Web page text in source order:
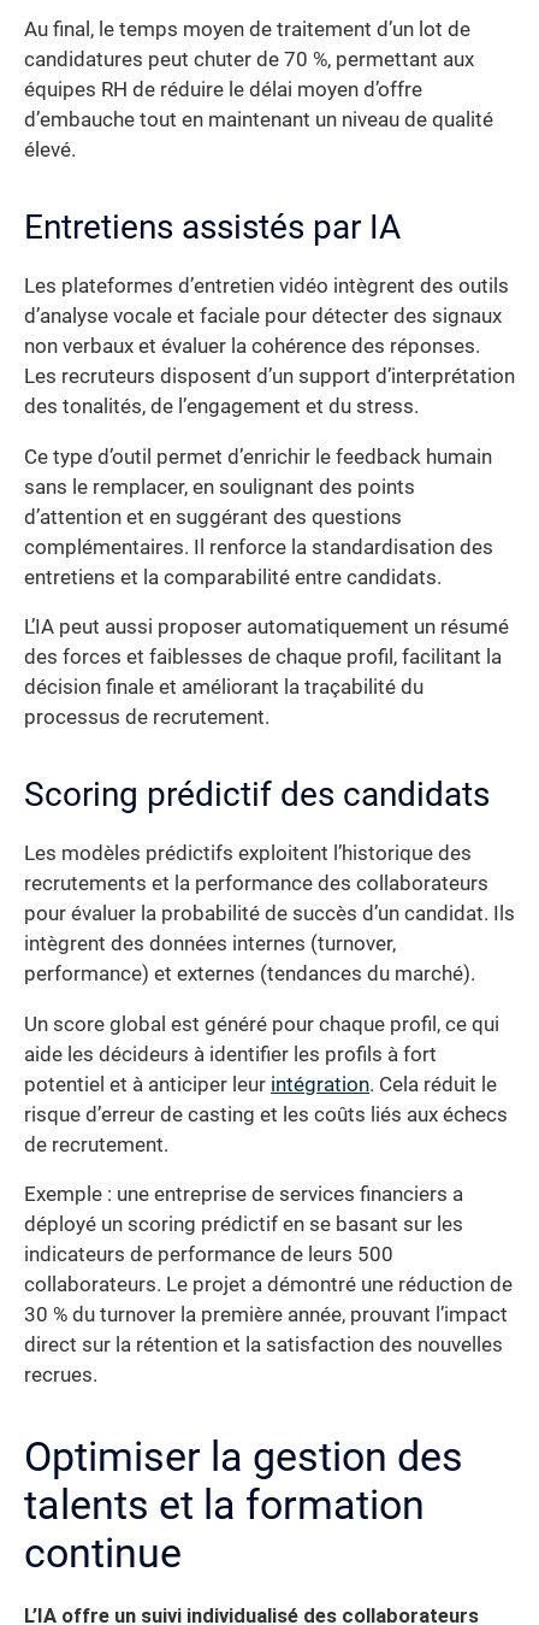
Au final, le temps moyen de traitement d’un lot de
candidatures peut chuter de 70 %, permettant aux
équipes RH de réduire le délai moyen d’offre
d’embauche tout en maintenant un niveau de qualité
élevé.
Entretiens assistés par IA
Les plateformes d’entretien vidéo intègrent des outils
d’analyse vocale et faciale pour détecter des signaux
non verbaux et évaluer la cohérence des réponses.
Les recruteurs disposent d’un support d’interprétation
des tonalités, de l’engagement et du stress.
Ce type d’outil permet d’enrichir le feedback humain
sans le remplacer, en soulignant des points
d’attention et en suggérant des questions
complémentaires. Il renforce la standardisation des
entretiens et la comparabilité entre candidats.
L’IA peut aussi proposer automatiquement un résumé
des forces et faiblesses de chaque profil, facilitant la
décision finale et améliorant la traçabilité du
processus de recrutement.
Scoring prédictif des candidats
Les modèles prédictifs exploitent l’historique des
recrutements et la performance des collaborateurs
pour évaluer la probabilité de succès d’un candidat. Ils
intègrent des données internes (turnover,
performance) et externes (tendances du marché).
Un score global est généré pour chaque profil, ce qui
aide les décideurs à identifier les profils à fort
potentiel et à anticiper leur intégration. Cela réduit le
risque d’erreur de casting et les coûts liés aux échecs
de recrutement.
Exemple : une entreprise de services financiers a
déployé un scoring prédictif en se basant sur les
indicateurs de performance de leurs 500
collaborateurs. Le projet a démontré une réduction de
30 % du turnover la première année, prouvant l’impact
direct sur la rétention et la satisfaction des nouvelles
recrues.
Optimiser la gestion des
talents et la formation
continue
L’IA offre un suivi individualisé des collaborateurs